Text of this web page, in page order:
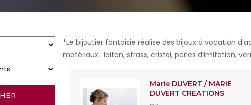
*Le bijoutier fantaisie réalise des bijoux à vocation
matériaux : laiton, strass, cristal, perles d’imitation,
Marie DUVERT / MARIE
DUVERT CREATIONS